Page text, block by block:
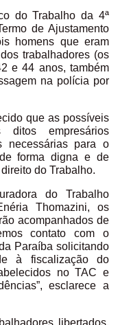
do Trabalho da 4ª
de Ajustamento
homens que eram
trabalhadores (os
e 44 anos, também
na polícia por
que as possíveis
ditos empresários
necessárias para o
forma digna e de
do Trabalho.
do Trabalho
Thomazini, os
acompanhados de
contato com o
Paraíba solicitando
à fiscalização do
no TAC e
esclarece a
libertados,